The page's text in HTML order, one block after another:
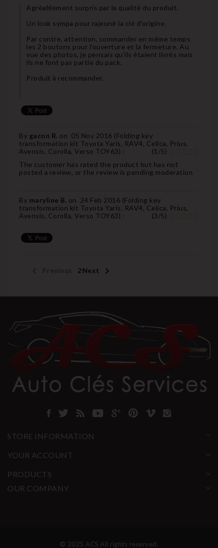
Agréablement surpris par la qualité du produit.
Un look sympa pour rajeunir la clé d'origine.
Par contre, attention, commander en même temps
les 2 boutons pour l'ouverture et la fermeture. Au
vue des photos, je pensais qu'ils étaient livrés mais
ils ne font pas partie du pack.
Produit à recommander.
By gacon R. on 05 Nov 2016 (Folding key
transformation kit Toyota Yaris, RAV4, Celica, Prius,
Avensis, Corolla, Verso TOY63) : (1 /5)
The customer has rated the product but has not
posted a review, or the review is pending moderation
By maryline B. on 24 Feb 2016 (Folding key
transformation kit Toyota Yaris, RAV4, Celica, Prius,
Avensis, Corolla, Verso TOY63) : (3/5)
2Next 
STORE INFORMATION
YOUR ACCOUNT
PRODUCTS
OUR COMPANY
© 2025 ACS All rights reserved.